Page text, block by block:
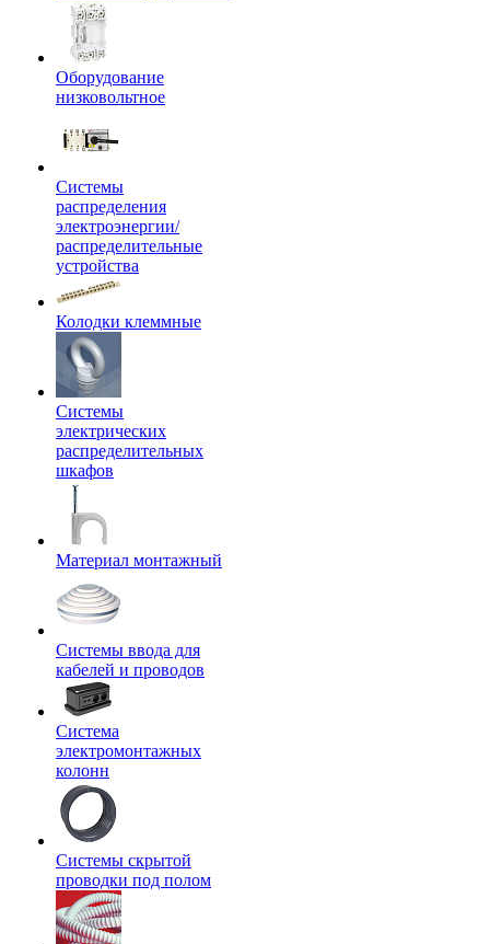
Оборудование
низковольтное
Системы
распределения
электроэнергии/
распределительные
устройства
Колодки клеммные
Системы
электрических
распределительных
шкафов
Материал монтажный
Системы ввода для
кабелей и проводов
Система
электромонтажных
колонн
Системы скрытой
проводки под полом